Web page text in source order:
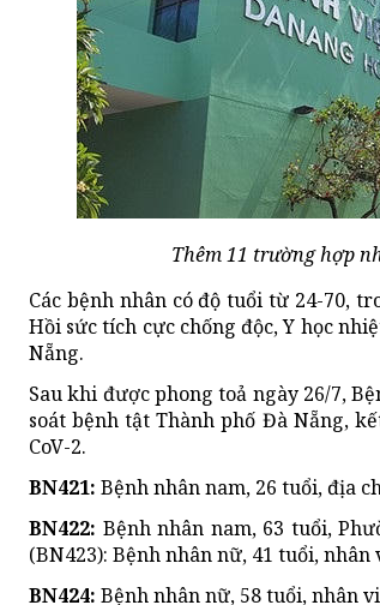
Thêm 11 trường hợp
Các bệnh nhân có độ tuổi từ 24-70,
Hồi sức tích cực chống độc, Y học
Nẵng.
Sau khi được phong toả ngày 26/7,
soát bệnh tật Thành phố Đà Nẵng,
CoV-2.
BN421: Bệnh nhân nam, 26 tuổi, địa
BN422: Bệnh nhân nam, 63 tuổi,
(BN423): Bệnh nhân nữ, 41 tuổi,
BN424: Bệnh nhân nữ, 58 tuổi, nhân